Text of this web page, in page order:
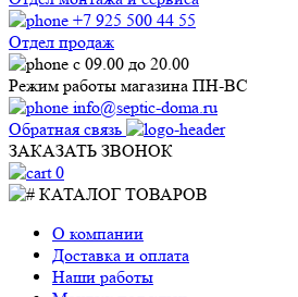
+7 925 500 44 55
Отдел продаж
с 09.00 до 20.00
Режим работы магазина ПН-ВС
info@septic-doma.ru
Обратная связь
ЗАКАЗАТЬ ЗВОНОК
0
КАТАЛОГ ТОВАРОВ
О компании
Доставка и оплата
Наши работы